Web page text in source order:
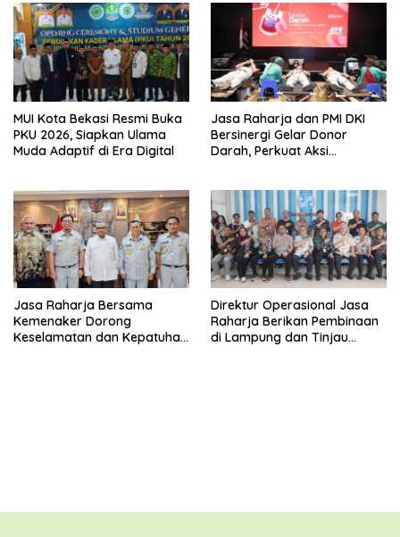
MUI Kota Bekasi Resmi Buka
PKU 2026, Siapkan Ulama
Muda Adaptif di Era Digital
Jasa Raharja dan PMI DKI
Bersinergi Gelar Donor
Darah, Perkuat Aksi
Jasa Raharja Bersama
Kemenaker Dorong
Keselamatan dan Kepatuhan
Direktur Operasional Jasa
Raharja Berikan Pembinaan
di Lampung dan Tinjau